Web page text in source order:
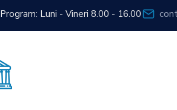
Program: Luni - Vineri 8.00 - 16.00